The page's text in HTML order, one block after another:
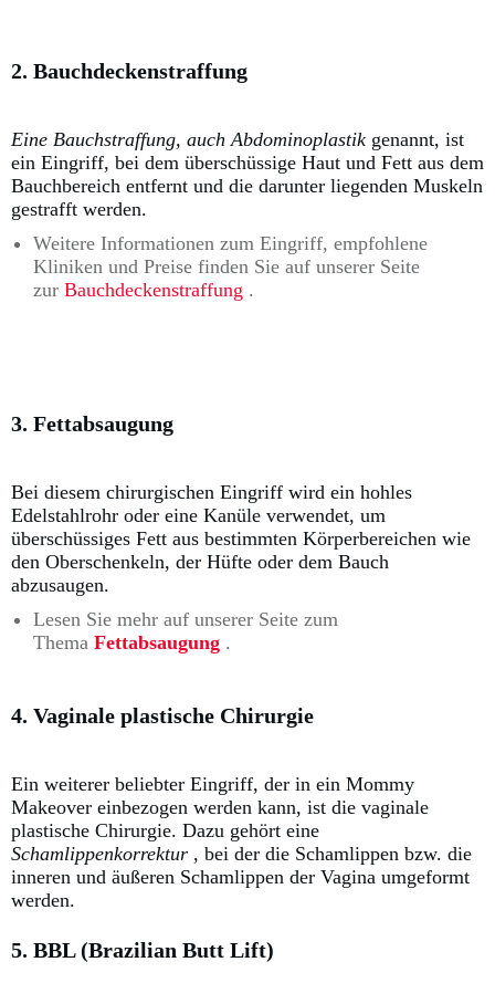
2. Bauchdeckenstraffung
Eine Bauchstraffung, auch Abdominoplastik genannt, ist
ein Eingriff, bei dem überschüssige Haut und Fett aus dem
Bauchbereich entfernt und die darunter liegenden Muskeln
gestrafft werden.
Weitere Informationen zum Eingriff, empfohlene
Kliniken und Preise finden Sie auf unserer Seite
zur Bauchdeckenstraffung .
3. Fettabsaugung
Bei diesem chirurgischen Eingriff wird ein hohles
Edelstahlrohr oder eine Kanüle verwendet, um
überschüssiges Fett aus bestimmten Körperbereichen wie
den Oberschenkeln, der Hüfte oder dem Bauch
abzusaugen.
Lesen Sie mehr auf unserer Seite zum
Thema Fettabsaugung .
4. Vaginale plastische Chirurgie
Ein weiterer beliebter Eingriff, der in ein Mommy
Makeover einbezogen werden kann, ist die vaginale
plastische Chirurgie. Dazu gehört eine
Schamlippenkorrektur , bei der die Schamlippen bzw. die
inneren und äußeren Schamlippen der Vagina umgeformt
werden.
5. BBL (Brazilian Butt Lift)